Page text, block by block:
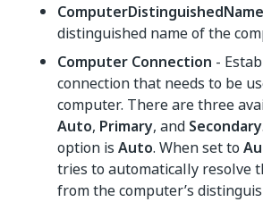
ComputerDistinguishedName
distinguished name of the
Computer Connection -
connection that needs to be
computer. There are three
Auto, Primary, and Secondary
option is Auto. When set to
tries to automatically resolve
from the computer’s